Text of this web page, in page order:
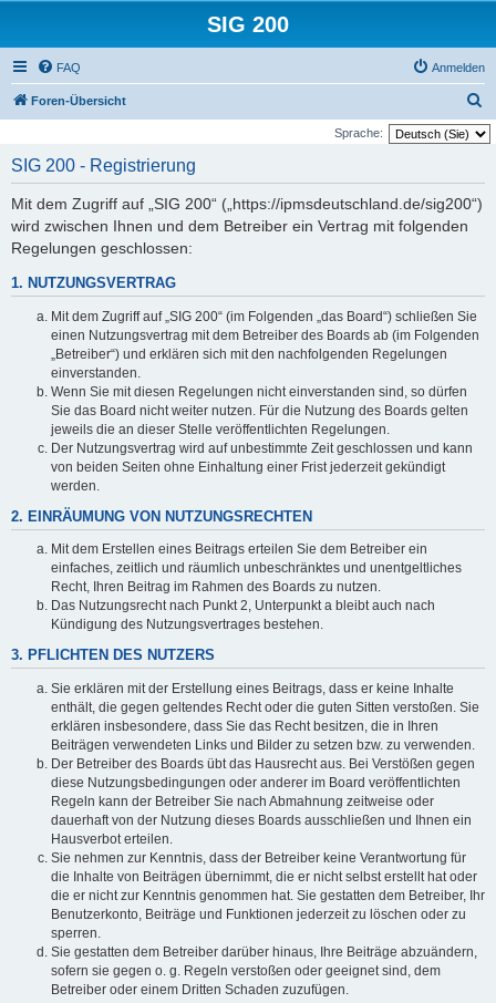
SIG 200
FAQ Anmelden
Foren-Übersicht
u
Sprache:
SIG 200 - Registrierung
Mit dem Zugriff auf „SIG 200“ („https://ipmsdeutschland.de/sig200“)
wird zwischen Ihnen und dem Betreiber ein Vertrag mit folgenden
Regelungen geschlossen:
1. NUTZUNGSVERTRAG
Mit dem Zugriff auf „SIG 200“ (im Folgenden „das Board“) schließen Sie
einen Nutzungsvertrag mit dem Betreiber des Boards ab (im Folgenden
„Betreiber“) und erklären sich mit den nachfolgenden Regelungen
einverstanden.
Wenn Sie mit diesen Regelungen nicht einverstanden sind, so dürfen
Sie das Board nicht weiter nutzen. Für die Nutzung des Boards gelten
jeweils die an dieser Stelle veröffentlichten Regelungen.
Der Nutzungsvertrag wird auf unbestimmte Zeit geschlossen und kann
von beiden Seiten ohne Einhaltung einer Frist jederzeit gekündigt
werden.
2. EINRÄUMUNG VON NUTZUNGSRECHTEN
Mit dem Erstellen eines Beitrags erteilen Sie dem Betreiber ein
einfaches, zeitlich und räumlich unbeschränktes und unentgeltliches
Recht, Ihren Beitrag im Rahmen des Boards zu nutzen.
Das Nutzungsrecht nach Punkt 2, Unterpunkt a bleibt auch nach
Kündigung des Nutzungsvertrages bestehen.
3. PFLICHTEN DES NUTZERS
Sie erklären mit der Erstellung eines Beitrags, dass er keine Inhalte
enthält, die gegen geltendes Recht oder die guten Sitten verstoßen. Sie
erklären insbesondere, dass Sie das Recht besitzen, die in Ihren
Beiträgen verwendeten Links und Bilder zu setzen bzw. zu verwenden.
Der Betreiber des Boards übt das Hausrecht aus. Bei Verstößen gegen
diese Nutzungsbedingungen oder anderer im Board veröffentlichten
Regeln kann der Betreiber Sie nach Abmahnung zeitweise oder
dauerhaft von der Nutzung dieses Boards ausschließen und Ihnen ein
Hausverbot erteilen.
Sie nehmen zur Kenntnis, dass der Betreiber keine Verantwortung für
die Inhalte von Beiträgen übernimmt, die er nicht selbst erstellt hat oder
die er nicht zur Kenntnis genommen hat. Sie gestatten dem Betreiber, Ihr
Benutzerkonto, Beiträge und Funktionen jederzeit zu löschen oder zu
sperren.
Sie gestatten dem Betreiber darüber hinaus, Ihre Beiträge abzuändern,
sofern sie gegen o. g. Regeln verstoßen oder geeignet sind, dem
Betreiber oder einem Dritten Schaden zuzufügen.